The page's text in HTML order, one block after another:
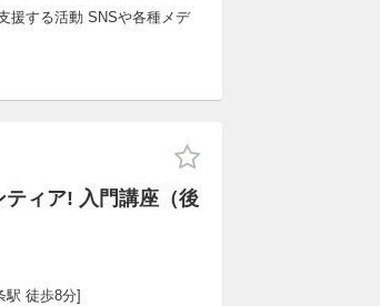
援する活動 SNSや各種メデ
ティア! 入門講座（後
駅 徒歩8分]